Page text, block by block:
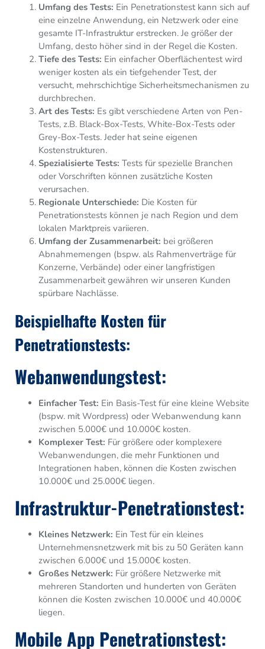
Umfang des Tests: Ein Penetrationstest kann sich auf
eine einzelne Anwendung, ein Netzwerk oder eine
gesamte IT-Infrastruktur erstrecken. Je größer der
Umfang, desto höher sind in der Regel die Kosten.
Tiefe des Tests: Ein einfacher Oberflächentest wird
weniger kosten als ein tiefgehender Test, der
versucht, mehrschichtige Sicherheitsmechanismen zu
durchbrechen.
Art des Tests: Es gibt verschiedene Arten von Pen-
Tests, z.B. Black-Box-Tests, White-Box-Tests oder
Grey-Box-Tests. Jeder hat seine eigenen
Kostenstrukturen.
Spezialisierte Tests: Tests für spezielle Branchen
oder Vorschriften können zusätzliche Kosten
verursachen.
Regionale Unterschiede: Die Kosten für
Penetrationstests können je nach Region und dem
lokalen Marktpreis variieren.
Umfang der Zusammenarbeit: bei größeren
Abnahmemengen (bspw. als Rahmenverträge für
Konzerne, Verbände) oder einer langfristigen
Zusammenarbeit gewähren wir unseren Kunden
spürbare Nachlässe.
Beispielhafte Kosten für
Penetrationstests:
Webanwendungstest:
Einfacher Test: Ein Basis-Test für eine kleine Website
(bspw. mit Wordpress) oder Webanwendung kann
zwischen 5.000€ und 10.000€ kosten.
Komplexer Test: Für größere oder komplexere
Webanwendungen, die mehr Funktionen und
Integrationen haben, können die Kosten zwischen
10.000€ und 25.000€ liegen.
Infrastruktur-Penetrationstest:
Kleines Netzwerk: Ein Test für ein kleines
Unternehmensnetzwerk mit bis zu 50 Geräten kann
zwischen 6.000€ und 15.000€ kosten.
Großes Netzwerk: Für größere Netzwerke mit
mehreren Standorten und hunderten von Geräten
können die Kosten zwischen 10.000€ und 40.000€
liegen.
Mobile App Penetrationstest: